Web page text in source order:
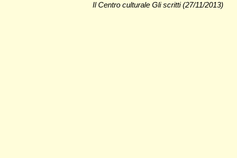
Il Centro culturale Gli scritti (27/11/2013)